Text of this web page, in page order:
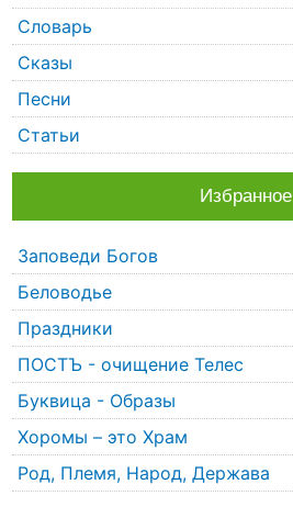
Словарь
Сказы
Песни
Статьи
Избранное
Заповеди Богов
Беловодье
Праздники
ПОСТЪ - очищение Телес
Буквица - Образы
Хоромы – это Храм
Род, Племя, Народ, Держава